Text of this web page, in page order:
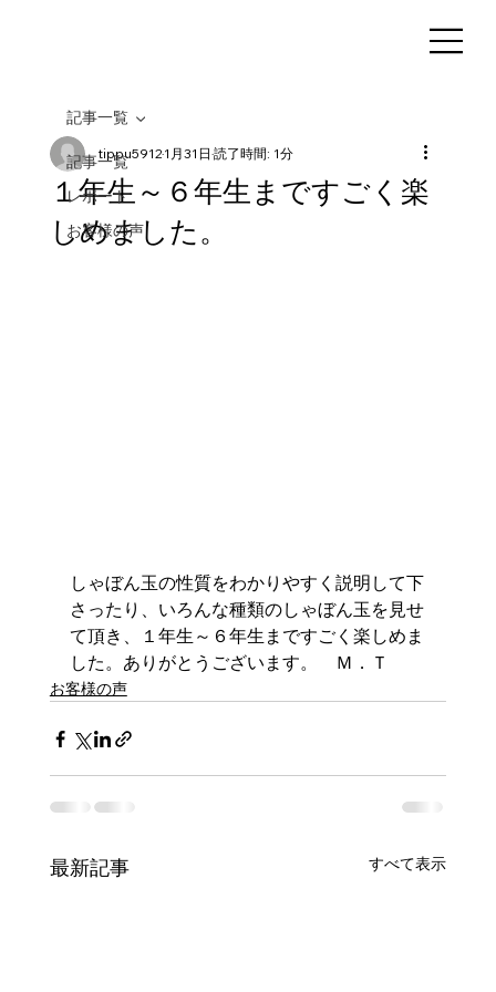
記事一覧
レポート
お客様の声
記事一覧
１年生～６年生まですごく楽
しめました。
tippu59121月31日 読了時間: 1分
しゃぼん玉の性質をわかりやすく説明して下
さったり、いろんな種類のしゃぼん玉を見せ
て頂き、１年生～６年生まですごく楽しめま
した。ありがとうございます。　Ｍ．Ｔ
お客様の声
最新記事 すべて表示